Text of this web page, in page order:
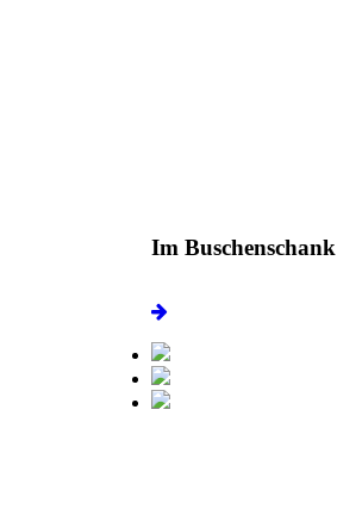
Im Buschenschank